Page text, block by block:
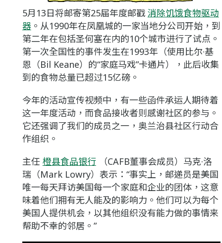
5月13日将邮寄第25届年度邮戳 消除饥饿食物驱动
器 。从1990年在凤凰城的一家当地分公司开始，到
第二年在包括圣何塞在内的10个城市进行了试点。
第一次全国性的事件发生在1993年（使用比尔·基
恩（Bil Keane）的“家庭马戏”卡通片），此后收集
到的食物总量已超过15亿磅。
今年的活动宣传视频中，有一些函件承运人期待着
这一年度活动，而食品接收者则感谢社区的参与。
它还强调了我们的成员之一，奥兰治县社区行动合
作组织。
主任 橙县食品银行（CAFB董事会成员）马克·洛
瑞（Mark Lowry）表示：“事实上，邮递员是美国
唯一每天拜访美国每一个家庭和企业的团体，这意
味着他们拥有无人能及的影响力。他们可以为每个
美国人提供机会，以其他组织没有能力做的事情来
帮助不幸的邻居。”